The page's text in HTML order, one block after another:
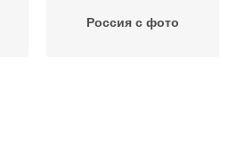
Россия с фото